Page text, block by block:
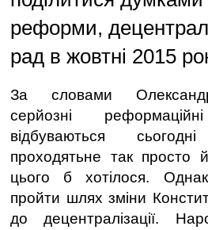
реформи,
рад в жовтні 2015
За словами
серйозні
відбуваються
проходятьне так просто
цього б хотілося.
пройти шлях зміни
до децентралізації.